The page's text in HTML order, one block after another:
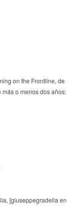
on the Frontline, de
más o menos dos años:
[giuseppegradella en